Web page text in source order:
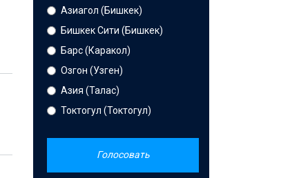
Азиагол (Бишкек)
Бишкек Сити (Бишкек)
Барс (Каракол)
Озгон (Узген)
Азия (Талас)
Токтогул (Токтогул)
Голосовать